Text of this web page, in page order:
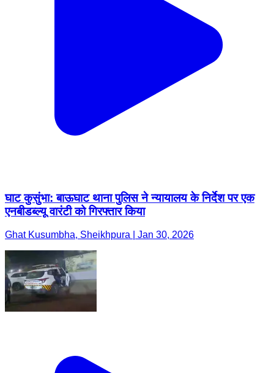
घाट कुसुंभा: बाऊघाट थाना पुलिस ने न्यायालय के निर्देश पर एक
एनबीडब्ल्यू वारंटी को गिरफ्तार किया
Ghat Kusumbha, Sheikhpura | Jan 30, 2026